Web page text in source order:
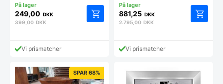
249,00 DKK
399,00DKK
Vi prismatcher
881,25 DKK
2.795,00DKK
Vi prismatcher
SPAR 68%